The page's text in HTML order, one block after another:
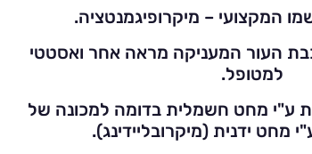
המקצועי – מיקרופיגמנטציה.
העור המעניקה מראה אחר ואסטטי
למטופל.
ע"י מחט חשמלית בדומה למכונה של
מחט ידנית (מיקרובליידינג).